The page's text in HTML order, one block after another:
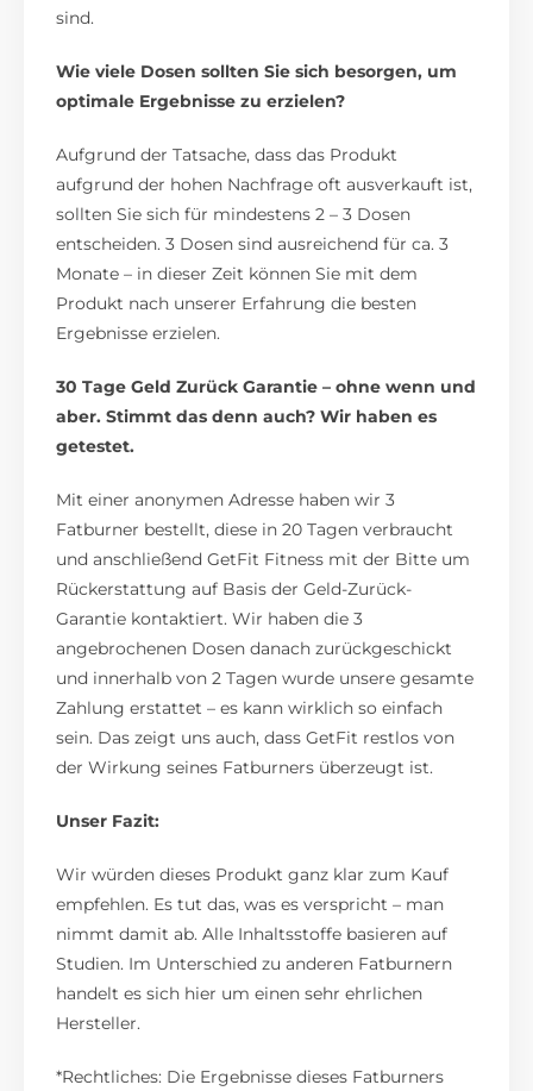
sind.
Wie viele Dosen sollten Sie sich besorgen, um
optimale Ergebnisse zu erzielen?
Aufgrund der Tatsache, dass das Produkt
aufgrund der hohen Nachfrage oft ausverkauft ist,
sollten Sie sich für mindestens 2 – 3 Dosen
entscheiden. 3 Dosen sind ausreichend für ca. 3
Monate – in dieser Zeit können Sie mit dem
Produkt nach unserer Erfahrung die besten
Ergebnisse erzielen.
30 Tage Geld Zurück Garantie – ohne wenn und
aber. Stimmt das denn auch? Wir haben es
getestet.
Mit einer anonymen Adresse haben wir 3
Fatburner bestellt, diese in 20 Tagen verbraucht
und anschließend GetFit Fitness mit der Bitte um
Rückerstattung auf Basis der Geld-Zurück-
Garantie kontaktiert. Wir haben die 3
angebrochenen Dosen danach zurückgeschickt
und innerhalb von 2 Tagen wurde unsere gesamte
Zahlung erstattet – es kann wirklich so einfach
sein. Das zeigt uns auch, dass GetFit restlos von
der Wirkung seines Fatburners überzeugt ist.
Unser Fazit:
Wir würden dieses Produkt ganz klar zum Kauf
empfehlen. Es tut das, was es verspricht – man
nimmt damit ab. Alle Inhaltsstoffe basieren auf
Studien. Im Unterschied zu anderen Fatburnern
handelt es sich hier um einen sehr ehrlichen
Hersteller.
*Rechtliches: Die Ergebnisse dieses Fatburners